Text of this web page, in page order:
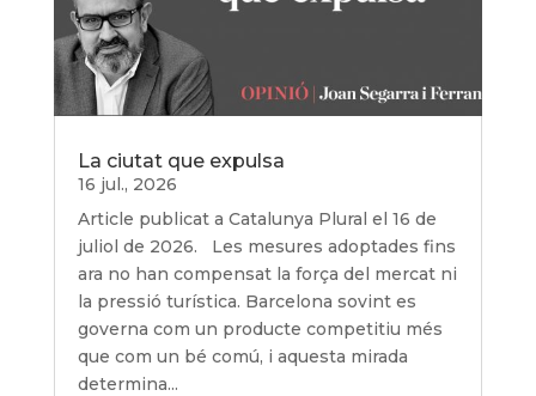
La ciutat que expulsa
16 jul., 2026
Article publicat a Catalunya Plural el 16 de
juliol de 2026. Les mesures adoptades fins
ara no han compensat la força del mercat ni
la pressió turística. Barcelona sovint es
governa com un producte competitiu més
que com un bé comú, i aquesta mirada
determina...